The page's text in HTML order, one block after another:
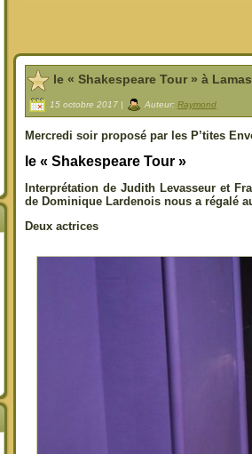
le « Shakespeare Tour » à
15 octobre 2017 | Auteur: Raymond
Mercredi soir proposé par les P’tites
le « Shakespeare Tour »
Interprétation de Judith Levasseur et
de Dominique Lardenois nous a régalé
Deux actrices